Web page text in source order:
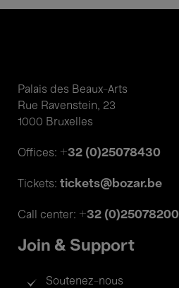
Palais des Beaux-Arts
Rue Ravenstein, 23
1000 Bruxelles
Offices: +32 (0)25078430
Tickets: tickets@bozar.be
Call center: +32 (0)25078200
Join & Support
Soutenez-nous